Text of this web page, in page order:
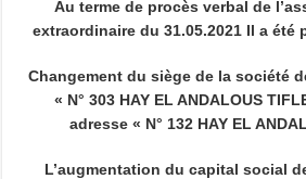
Au terme de procès verbal de
extraordinaire du 31.05.2021 Il a été
Changement du siège de la société
« N° 303 HAY EL ANDALOUS
adresse « N° 132 HAY EL
L’augmentation du capital social